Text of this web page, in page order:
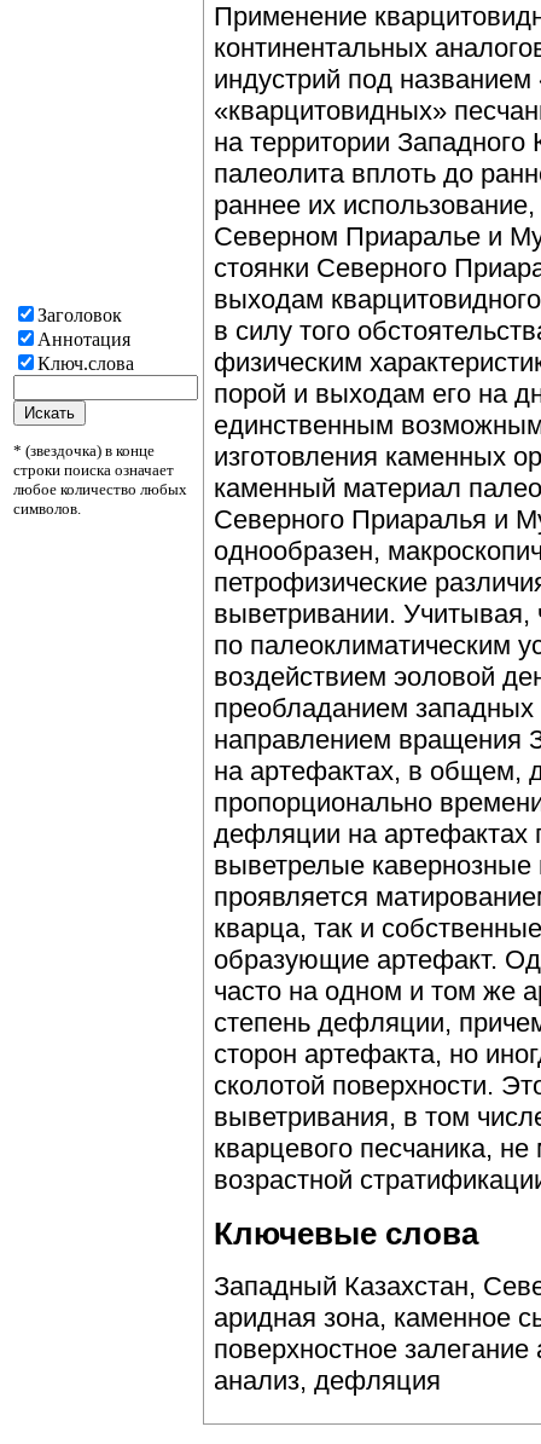
Заголовок
Аннотация
Ключ.слова
* (звездочка) в конце
строки поиска означает
любое количество любых
символов.
Применение
континентальных
индустрий под
«кварцитовидных»
на территории Западного
палеолита вплоть до
раннее их
Северном Приаралье и
стоянки Северного
выходам
в силу того
физическим
порой и выходам его на
единственным
изготовления каменных
каменный материал
Северного Приаралья и
однообразен,
петрофизические
выветривании.
по палеоклиматическим
воздействием эоловой
преобладанием западных
направлением вращения
на артефактах, в общем,
пропорционально
дефляции на артефактах
выветрелые кавернозные
проявляется
кварца, так и
образующие артефакт.
часто на одном и том же
степень дефляции,
сторон артефакта, но
сколотой поверхности.
выветривания, в том
кварцевого песчаника,
возрастной
Ключевые слова
Западный Казахстан,
аридная зона, каменное
поверхностное
анализ, дефляция